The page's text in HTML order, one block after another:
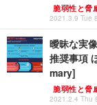
脆弱性と脅
2021.3.9 Tue
曖昧な実
推奨事項
mary]
脆弱性と脅
2021.2.4 Thu